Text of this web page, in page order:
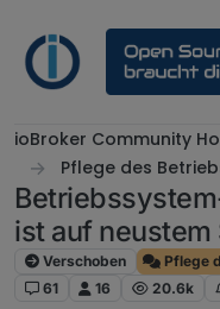
ioBroker Community
Pflege des
ist auf neustem
Verschoben
Pflege
61
16 20.6k